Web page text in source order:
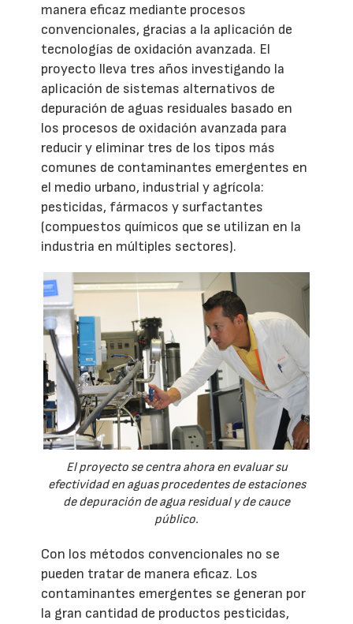
manera eficaz mediante procesos
convencionales, gracias a la aplicación de
tecnologías de oxidación avanzada. El
proyecto lleva tres años investigando la
aplicación de sistemas alternativos de
depuración de aguas residuales basado en
los procesos de oxidación avanzada para
reducir y eliminar tres de los tipos más
comunes de contaminantes emergentes en
el medio urbano, industrial y agrícola:
pesticidas, fármacos y surfactantes
(compuestos químicos que se utilizan en la
industria en múltiples sectores).
El proyecto se centra ahora en evaluar su
efectividad en aguas procedentes de estaciones
de depuración de agua residual y de cauce
público.
Con los métodos convencionales no se
pueden tratar de manera eficaz. Los
contaminantes emergentes se generan por
la gran cantidad de productos pesticidas,